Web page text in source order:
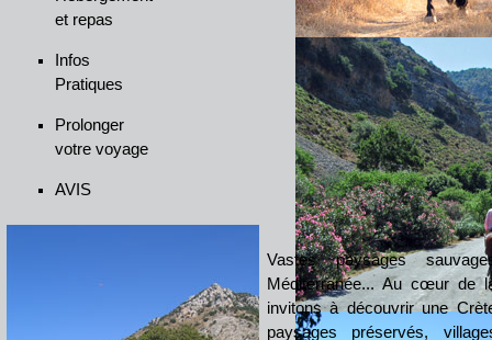
et repas
Infos
Pratiques
Prolonger
votre voyage
AVIS
Vastes paysages
Méditerranée... Au cœur de
invitons à découvrir une
paysages préservés,